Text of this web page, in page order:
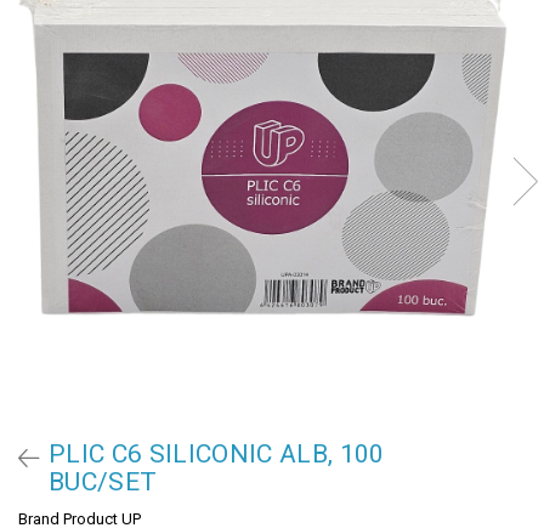
PLIC C6 SILICONIC ALB, 100
BUC/SET
Brand Product UP